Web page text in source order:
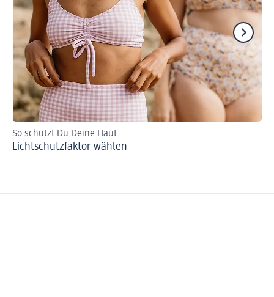
So schützt Du Deine Haut
Lichtschutzfaktor wählen